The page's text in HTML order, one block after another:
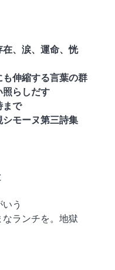
、涙、運命、恍
伸縮する言葉の群
照らしだす
まで
モーヌ第三詩集
う
なランチを。地獄